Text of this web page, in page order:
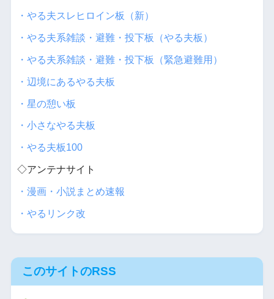
・やる夫スレヒロイン板（新）
・やる夫系雑談・避難・投下板（やる夫板）
・やる夫系雑談・避難・投下板（緊急避難用）
・辺境にあるやる夫板
・星の憩い板
・小さなやる夫板
・やる夫板100
◇アンテナサイト
・漫画・小説まとめ速報
・やるリンク改
このサイトのRSS